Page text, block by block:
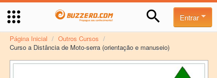
Entrar
Página Inicial / Outros Cursos /
Curso a Distância de Moto-serra (orientação e manuseio)